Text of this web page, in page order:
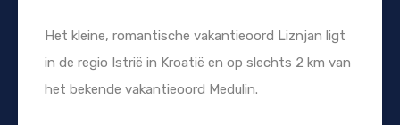
Het kleine, romantische vakantieoord Liznjan ligt
in de regio Istrië in Kroatië en op slechts 2 km van
het bekende vakantieoord Medulin.